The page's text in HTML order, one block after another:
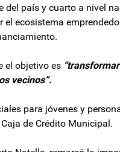
del país y cuarto a nivel
el ecosistema
el objetivo es
vecinos”.
para jóvenes y
de Crédito Municipal.